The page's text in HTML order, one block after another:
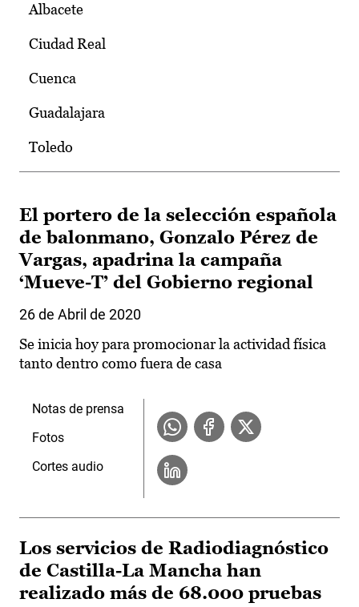
Albacete
Ciudad Real
Cuenca
Guadalajara
Toledo
El portero de la selección española
de balonmano, Gonzalo Pérez de
Vargas, apadrina la campaña
‘Mueve-T’ del Gobierno regional
26 de Abril de 2020
Se inicia hoy para promocionar la actividad física
tanto dentro como fuera de casa
Notas de prensa
Fotos
Cortes audio
Los servicios de Radiodiagnóstico
de Castilla-La Mancha han
realizado más de 68.000 pruebas